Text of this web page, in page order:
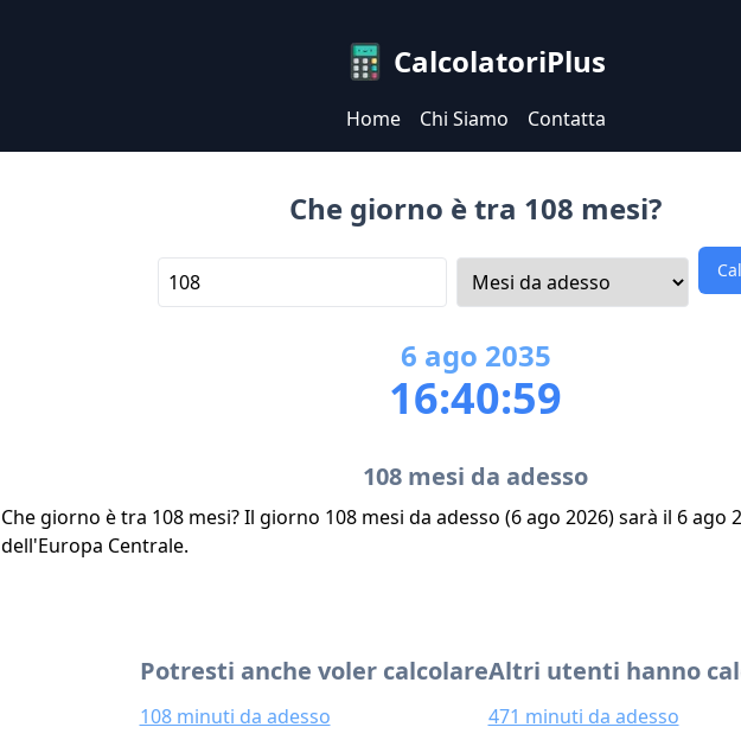
CalcolatoriPlus
Home Chi Siamo Contatta
Che giorno è tra 108 mesi?
6 ago 2035
16:40:59
108 mesi da adesso
Che giorno è tra 108 mesi? Il giorno 108 mesi da adesso (6 ago 2026) sarà il 6 ago
dell'Europa Centrale.
Potresti anche voler calcolare
108 minuti da adesso
Altri utenti hanno
471 minuti da adesso